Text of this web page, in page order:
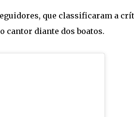
que classificaram a
cantor diante dos boatos.